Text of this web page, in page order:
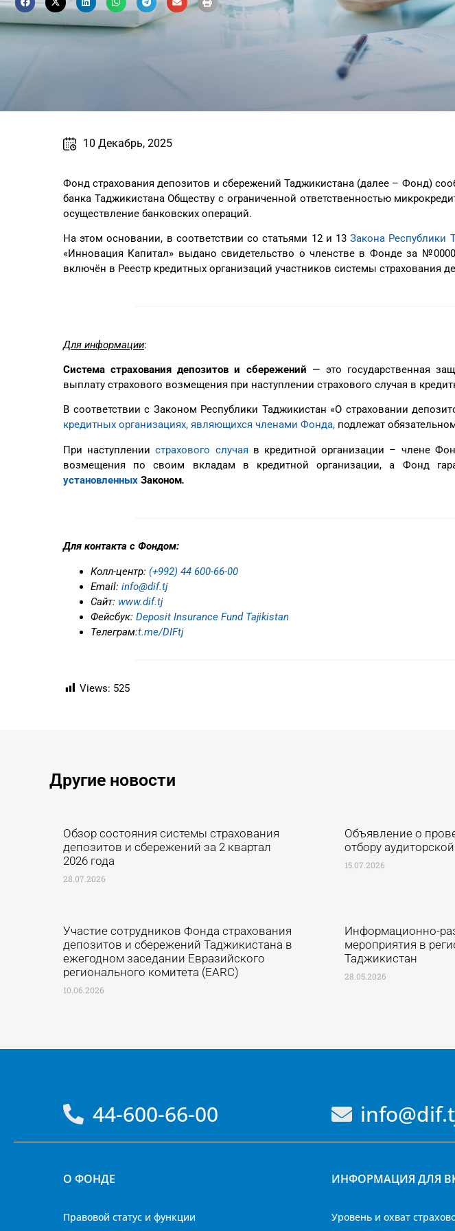
10 Декабрь, 2025
Фонд страхования депозитов и сбережений Таджикистана (далее – Фонд)
банка Таджикистана Обществу с ограниченной ответственностью
осуществление банковских операций.
На этом основании, в соответствии со статьями 12 и 13Закона Республики
«Инновация Капитал» выдано свидетельство о членстве в Фонде за
включён в Реестр кредитных организаций участников системы страхования
Для информации:
Система страхования депозитов и сбережений — это государственная
выплату страхового возмещения при наступлении страхового случая в
В соответствии с Законом Республики Таджикистан «О страховании
кредитных организациях, являющихся членами Фонда, подлежат
При наступлениистрахового случая в кредитной организации – члене
возмещения по своим вкладам в кредитной организации, а Фонд
установленных Законом.
Для контакта с Фондом:
Колл-центр: (+992) 44 600-66-00
Еmail: info@dif.tj
Сайт: www.dif.tj
Фейсбук: Deposit Insurance Fund Tajikistan
Телеграм:t.me/DIFtj
Views: 525
Другие новости ​
Обзор состояния системы страхования
депозитов и сбережений за 2 квартал
2026 года
28.07.2026
Объявление о
отбору
15.07.2026
Участие сотрудников Фонда страхования
депозитов и сбережений Таджикистана в
ежегодном заседании Евразийского
регионального комитета (EARC)
10.06.2026
Информационно-
мероприятия в
Таджикистан
28.05.2026
44-600-66-00
О ФОНДЕ
Правовой статус и функции
ИНФОРМАЦИЯ ДЛЯ
Уровень и охват